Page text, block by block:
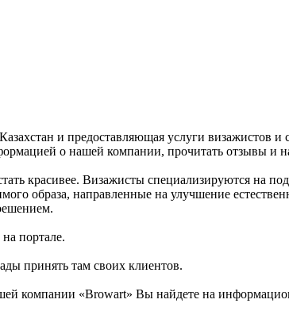
и предоставляющая услуги визажистов
о нашей компании, прочитать отзывы и
красивее. Визажисты специализируются на
образа, направленные на улучшение
портале.
принять там своих клиентов.
компании «Browart» Вы найдете на